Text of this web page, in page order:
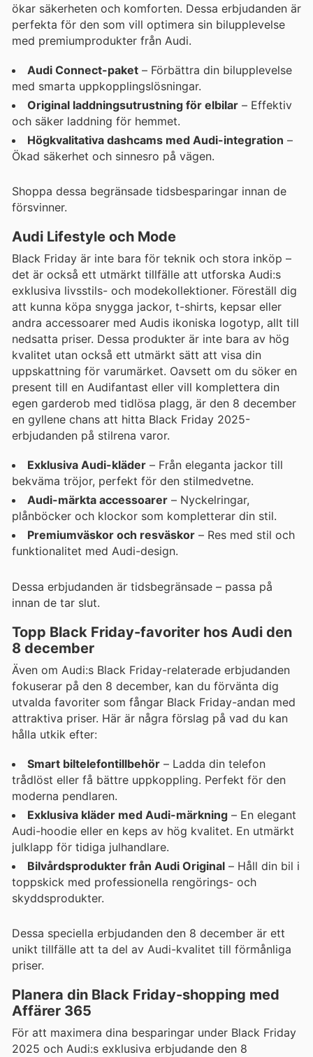
ökar säkerheten och komforten. Dessa erbjudanden är
perfekta för den som vill optimera sin bilupplevelse
med premiumprodukter från Audi.
Audi Connect-paket – Förbättra din bilupplevelse
med smarta uppkopplingslösningar.
Original laddningsutrustning för elbilar – Effektiv
och säker laddning för hemmet.
Högkvalitativa dashcams med Audi-integration –
Ökad säkerhet och sinnesro på vägen.
Shoppa dessa begränsade tidsbesparingar innan de
försvinner.
Audi Lifestyle och Mode
Black Friday är inte bara för teknik och stora inköp –
det är också ett utmärkt tillfälle att utforska Audi:s
exklusiva livsstils- och modekollektioner. Föreställ dig
att kunna köpa snygga jackor, t-shirts, kepsar eller
andra accessoarer med Audis ikoniska logotyp, allt till
nedsatta priser. Dessa produkter är inte bara av hög
kvalitet utan också ett utmärkt sätt att visa din
uppskattning för varumärket. Oavsett om du söker en
present till en Audifantast eller vill komplettera din
egen garderob med tidlösa plagg, är den 8 december
en gyllene chans att hitta Black Friday 2025-
erbjudanden på stilrena varor.
Exklusiva Audi-kläder – Från eleganta jackor till
bekväma tröjor, perfekt för den stilmedvetne.
Audi-märkta accessoarer – Nyckelringar,
plånböcker och klockor som kompletterar din stil.
Premiumväskor och resväskor – Res med stil och
funktionalitet med Audi-design.
Dessa erbjudanden är tidsbegränsade – passa på
innan de tar slut.
Topp Black Friday-favoriter hos Audi den
8 december
Även om Audi:s Black Friday-relaterade erbjudanden
fokuserar på den 8 december, kan du förvänta dig
utvalda favoriter som fångar Black Friday-andan med
attraktiva priser. Här är några förslag på vad du kan
hålla utkik efter:
Smart biltelefontillbehör – Ladda din telefon
trådlöst eller få bättre uppkoppling. Perfekt för den
moderna pendlaren.
Exklusiva kläder med Audi-märkning – En elegant
Audi-hoodie eller en keps av hög kvalitet. En utmärkt
julklapp för tidiga julhandlare.
Bilvårdsprodukter från Audi Original – Håll din bil i
toppskick med professionella rengörings- och
skyddsprodukter.
Dessa speciella erbjudanden den 8 december är ett
unikt tillfälle att ta del av Audi-kvalitet till förmånliga
priser.
Planera din Black Friday-shopping med
Affärer 365
För att maximera dina besparingar under Black Friday
2025 och Audi:s exklusiva erbjudande den 8